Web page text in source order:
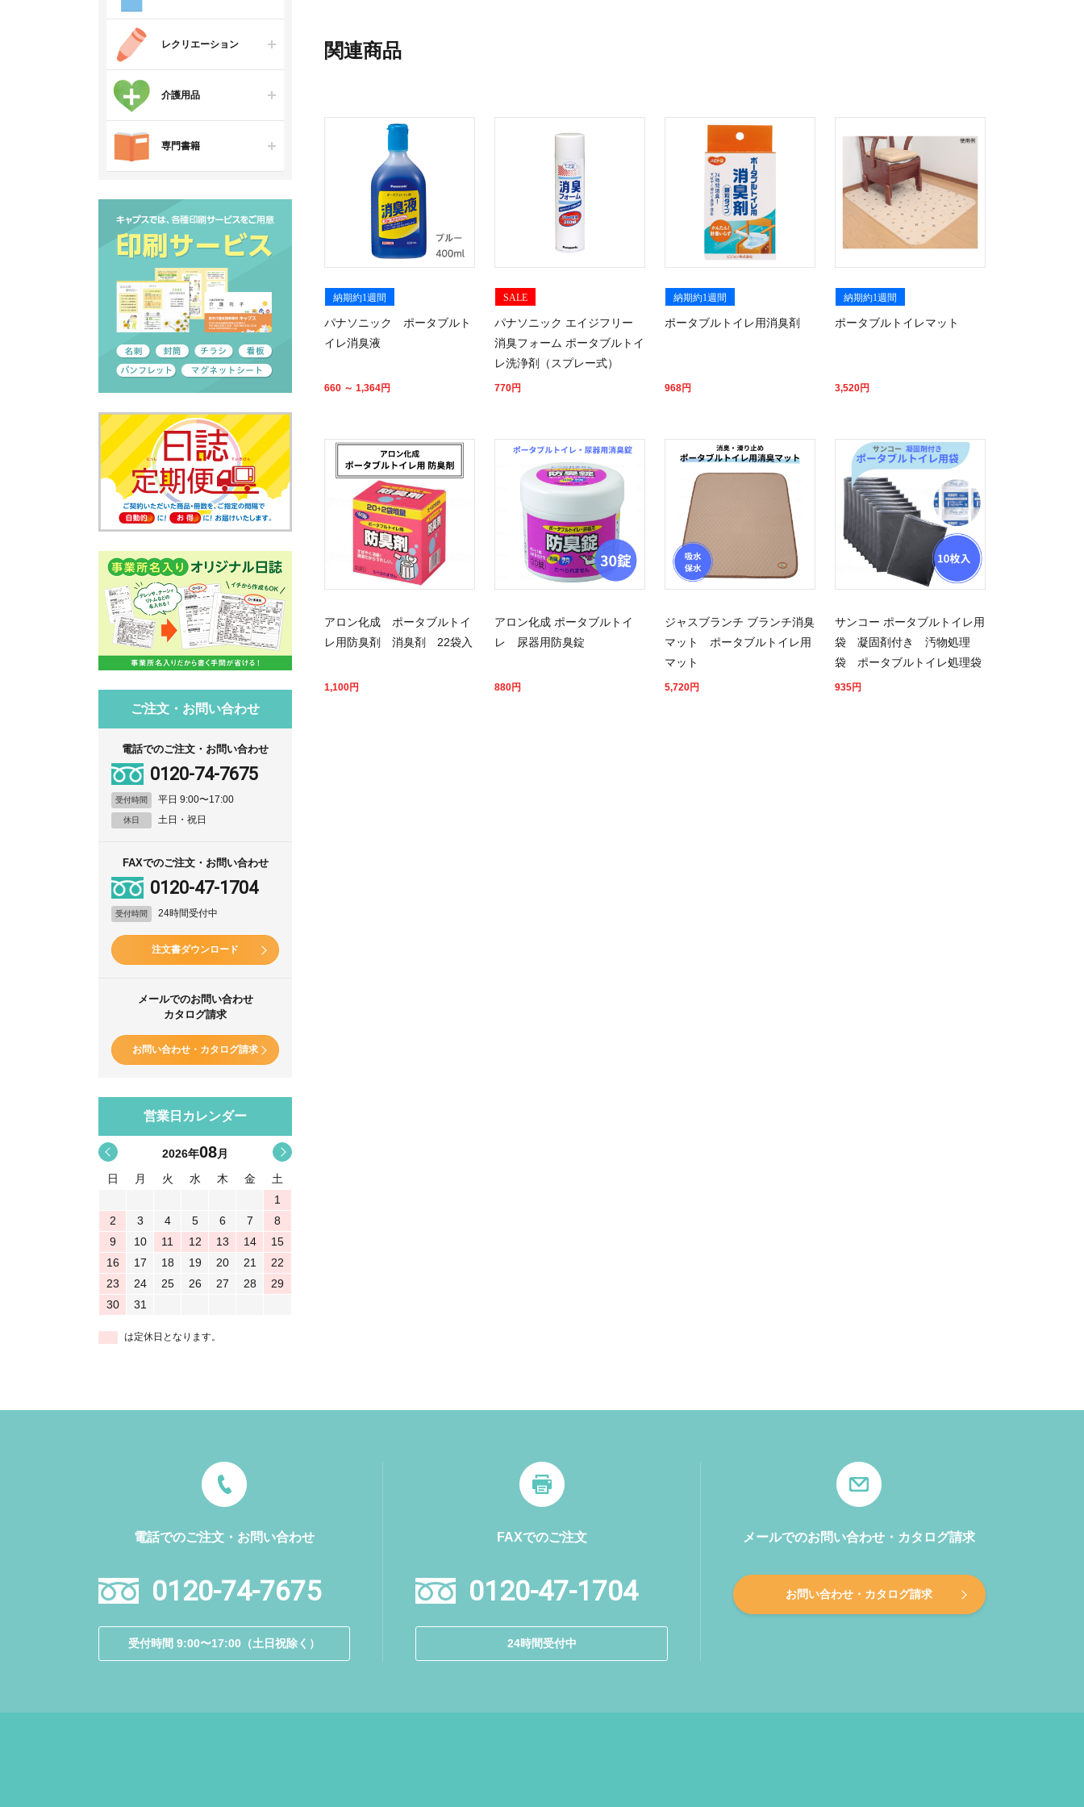
レクリエーション
介護用品
専門書籍
ご注文・お問い合わせ
電話でのご注文・お問い合わせ
0120-74-7675
受付時間 平日 9:00〜17:00
休日 土日・祝日
FAXでのご注文・お問い合わせ
0120-47-1704
受付時間 24時間受付中
注文書ダウンロード
メールでのお問い合わせ
カタログ請求
お問い合わせ・カタログ請求
営業日カレンダー
< 2026年08月
日
月 火 水 木 金
土
1
2
3 4 5 6 7
8
9
10 11 12 13 14
15
16
17 18 19 20 21
22
23
24 25 26 27 28
29
30
31
は定休日となります。
関連商品
納期約1週間
パナソニック ポータブルト
イレ消臭液
660 ～ 1,364円
SALE
パナソニック エイジフリー
消臭フォーム ポータブルトイ
レ洗浄剤（スプレー式）
770円
納期約1週間
ポータブルトイレ用消臭剤
968円
納期約1週間
ポータブルトイレマット
3,520円
アロン化成 ポータブルトイ
レ用防臭剤 消臭剤 22袋入
1,100円
アロン化成 ポータブルトイ
レ 尿器用防臭錠
880円
ジャスブランチ ブランチ消臭
マット ポータブルトイレ用
マット
5,720円
サンコー ポータブルトイレ用
袋 凝固剤付き 汚物処理
袋 ポータブルトイレ処理袋
935円
電話でのご注文・お問い合わせ
0120-74-7675
受付時間 9:00〜17:00（土日祝除く）
FAXでのご注文
0120-47-1704
24時間受付中
メールでのお問い合わせ・カタログ請求
お問い合わせ・カタログ請求